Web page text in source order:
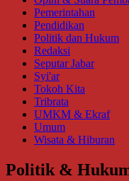
Pemerintahan
Pendidikan
Politik dan Hukum
Redaksi
Seputar Jabar
Syi'ar
Tokoh Kita
Tribrata
UMKM & Ekraf
Umum
Wisata & Hiburan
Politik &